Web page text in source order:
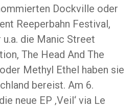
Dockville oder
Reeperbahn Festival,
die Manic Street
The Head And The
Methyl Ethel haben sie
bereist. Am 6.
neue EP ‚Veil‘ via Le